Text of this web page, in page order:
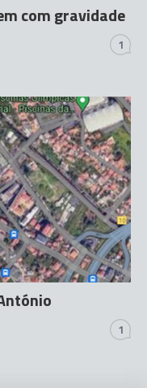
com gravidade
1
1